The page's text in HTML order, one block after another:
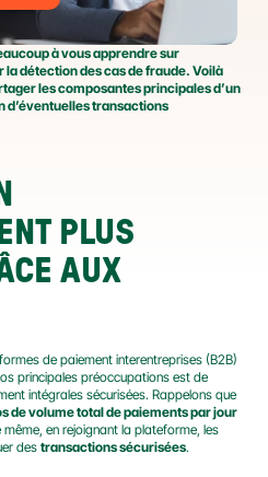
à vous apprendre sur
détection des cas de fraude. Voilà
les composantes principales d’un
d’éventuelles transactions
PLUS
AUX
de paiement interentreprises (B2B)
principales préoccupations est de
intégrales sécurisées. Rappelons que
de volume total de paiements par jour
en rejoignant la plateforme, les
des transactions sécurisées.